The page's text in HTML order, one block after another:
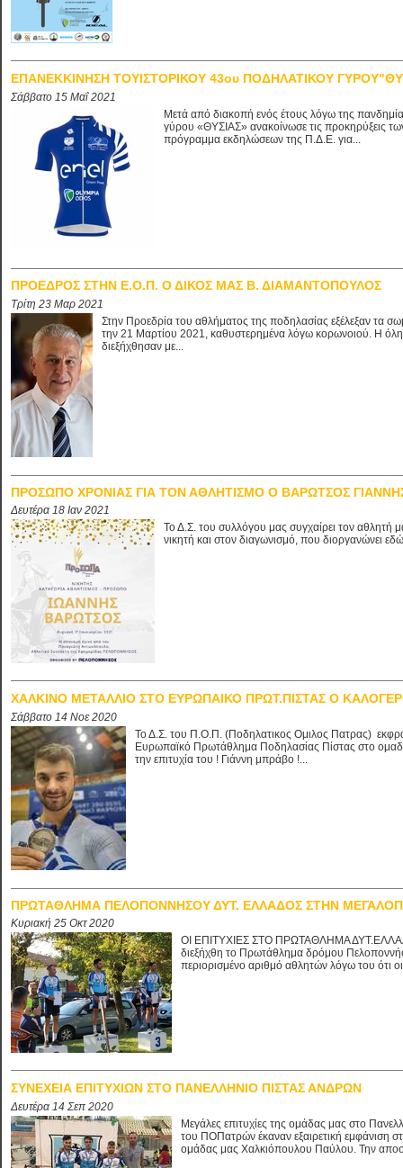
ΕΠΑΝΕΚΚΙΝΗΣΗ ΤΟΥΙΣΤΟΡΙΚΟΥ 43ου ΠΟΔΗΛΑΤΙΚΟΥ
Σάββατο 15 Μαΐ 2021
Μετά από διακοπή ενός έτους λόγω της
γύρου «ΘΥΣΙΑΣ» ανακοίνωσε τις προκηρύξεις
πρόγραμμα εκδηλώσεων της Π.Δ.Ε. για...
ΠΡΟΕΔΡΟΣ ΣΤΗΝ Ε.Ο.Π. Ο ΔΙΚΟΣ ΜΑΣ Β. ΔΙΑΜΑΝΤΟΠΟΥΛΟΣ
Τρίτη 23 Μαρ 2021
Στην Προεδρία του αθλήματος της ποδηλασίας εξέλεξαν τα
την 21 Μαρτίου 2021, καθυστερημένα λόγω κορωνοιού. Η όλη
διεξήχθησαν με...
ΠΡΟΣΩΠΟ ΧΡΟΝΙΑΣ ΓΙΑ ΤΟΝ ΑΘΛΗΤΙΣΜΟ Ο ΒΑΡΩΤΣΟΣ
Δευτέρα 18 Ιαν 2021
Το Δ.Σ. του συλλόγου μας συγχαίρει τον αθλητή
νικητή και στον διαγωνισμό, που
ΧΑΛΚΙΝΟ ΜΕΤΑΛΛΙΟ ΣΤΟ ΕΥΡΩΠΑΙΚΟ ΠΡΩΤ.ΠΙΣΤΑΣ Ο
Σάββατο 14 Νοε 2020
Το Δ.Σ. του Π.Ο.Π. (Ποδηλατικος Ομιλος Πατρας)
Ευρωπαϊκό Πρωτάθλημα Ποδηλασίας Πίστας στο
την επιτυχία του ! Γιάννη μπράβο !...
ΠΡΩΤΑΘΛΗΜΑ ΠΕΛΟΠΟΝΝΗΣΟΥ ΔΥΤ. ΕΛΛΑΔΟΣ ΣΤΗΝ
Κυριακή 25 Οκτ 2020
ΟΙ ΕΠΙΤΥΧΙΕΣ ΣΤΟ ΠΡΩΤΑΘΛΗΜΑ
διεξήχθη το Πρωτάθλημα δρόμου
περιορισμένο αριθμό αθλητών λόγω του ότι
ΣΥΝΕΧΕΙΑ ΕΠΙΤΥΧΙΩΝ ΣΤΟ ΠΑΝΕΛΛΗΝΙΟ ΠΙΣΤΑΣ ΑΝΔΡΩΝ
Δευτέρα 14 Σεπ 2020
Μεγάλες επιτυχίες της ομάδας μας στο
του ΠΟΠατρών έκαναν εξαιρετική εμφάνιση
ομάδας μας Χαλκιόπουλου Παύλου. Την